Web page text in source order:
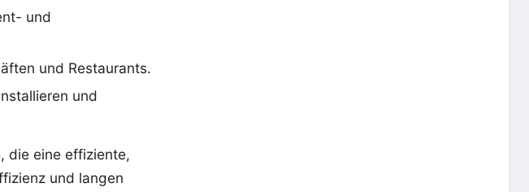
und
und Restaurants.
und
die eine effiziente,
und langen